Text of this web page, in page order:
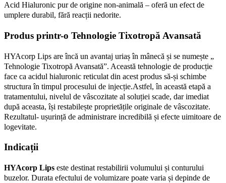
Acid Hialuronic pur de origine non-animală – oferă un efect de
umplere durabil, fără reacții nedorite.
Produs printr-o Tehnologie Tixotropă Avansată
HYAcorp Lips are încă un avantaj uriaș în mânecă și se numește „
Tehnologie Tixotropă Avansată”. Această tehnologie de producție
face ca acidul hialuronic reticulat din acest produs să-și schimbe
structura în timpul procesului de injecție.Astfel, în această etapă a
tratamentului, nivelul de vâscozitate al soluției scade, dar imediat
după aceasta, își restabilește proprietățile originale de vâscozitate.
Rezultatul- ușurință de administrare incredibilă și efecte uimitoare de
logevitate.
Indicații
HYAcorp Lips este destinat restabilirii volumului și conturului
buzelor. Durata efectului de volumizare poate varia și depinde de